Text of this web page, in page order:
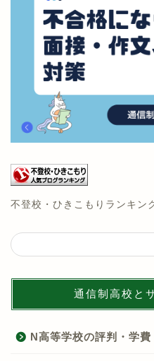
不登校・ひきこもりランキン
通信制高校と
N高等学校の評判・学費